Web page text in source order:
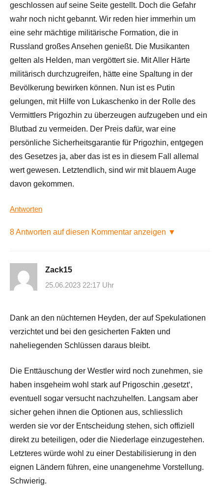
geschlossen auf seine Seite gestellt. Doch die Gefahr
wahr noch nicht gebannt. Wir reden hier immerhin um
eine sehr mächtige militärische Formation, die in
Russland großes Ansehen genießt. Die Musikanten
gelten als Helden, man vergöttert sie. Mit Aller Härte
militärisch durchzugreifen, hätte eine Spaltung in der
Bevölkerung bewirken können. Nun ist es Putin
gelungen, mit Hilfe von Lukaschenko in der Rolle des
Vermittlers Prigozhin zu überzeugen aufzugeben und ein
Blutbad zu vermeiden. Der Preis dafür, war eine
persönliche Sicherheitsgarantie für Prigozhin, entgegen
des Gesetzes ja, aber das ist es in diesem Fall allemal
wert gewesen. Letztendlich, sind wir mit blauem Auge
davon gekommen.
Antworten
8 Antworten auf diesen Kommentar anzeigen ▼
Zack15
25.06.2023 22:17 Uhr
Dank an den nüchternen Heyden, der auf Spekulationen
verzichtet und bei den gesicherten Fakten und
naheliegenden Schlüssen daraus bleibt.
Die Enttäuschung der Westler wird noch zunehmen, sie
haben insgeheim wohl stark auf Prigoschin ‚gesetzt‘,
eventuell sogar versucht nachzuhelfen. Langsam aber
sicher gehen ihnen die Optionen aus, schliesslich
werden sie vor der Entscheidung stehen, sich offiziell
direkt zu beteiligen, oder die Niederlage einzugestehen.
Letzteres würde wohl zu einer Destabilisierung in den
eignen Ländern führen, eine unangenehme Vorstellung.
Schwierig.